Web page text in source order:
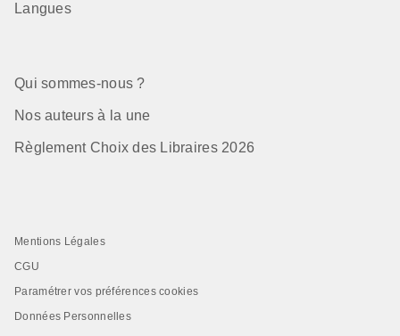
Langues
Qui sommes-nous ?
Nos auteurs à la une
Règlement Choix des Libraires 2026
Mentions Légales
CGU
Paramétrer vos préférences cookies
Données Personnelles